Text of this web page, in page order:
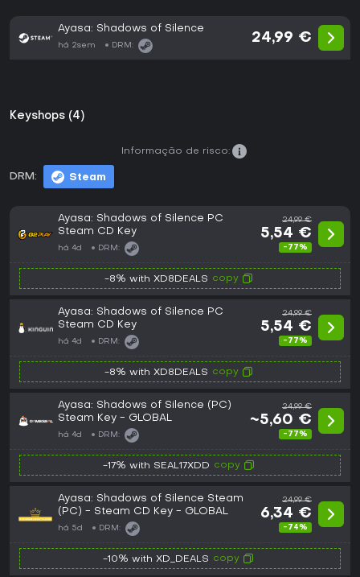
Ayasa: Shadows of Silence
há 2sem DRM:
24,99 €
Keyshops (4)
DRM: Steam
Informação de risco:
Ayasa: Shadows of Silence PC
Steam CD Key
há 4d DRM:
24,99 €
5,54 €
-77%
-8% with XD8DEALS copy
Ayasa: Shadows of Silence PC
Steam CD Key
há 4d DRM:
24,99 €
5,54 €
-77%
-8% with XD8DEALS copy
Ayasa: Shadows of Silence (PC)
Steam Key - GLOBAL
há 4d DRM:
24,99 €
~5,60 €
-77%
-17% with SEAL17XDD copy
Ayasa: Shadows of Silence Steam
(PC) - Steam CD Key - GLOBAL
há 5d DRM:
24,99 €
6,34 €
-74%
-10% with XD_DEALS copy